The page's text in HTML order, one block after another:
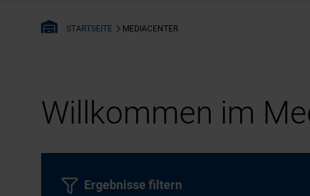
STARTSEITE MEDIACENTER
Willkommen im
Ergebnisse filtern